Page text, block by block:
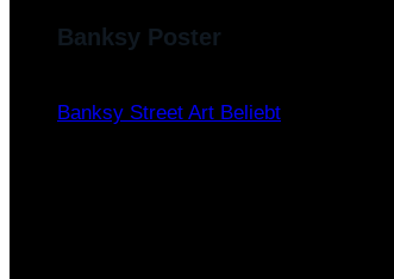
Banksy Poster
Banksy Street Art